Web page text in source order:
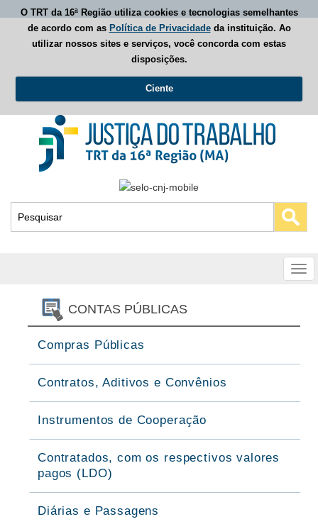
O TRT da 16ª Região utiliza cookies e tecnologias semelhantes
de acordo com as Política de Privacidadeda instituição. Ao
utilizar nossos sites e serviços, você concorda com estas
disposições.
Ciente
CONTAS PÚBLICAS
Compras Públicas
Contratos, Aditivos e Convênios
Instrumentos de Cooperação
Contratados, com os respectivos valores
pagos (LDO)
Diárias e Passagens